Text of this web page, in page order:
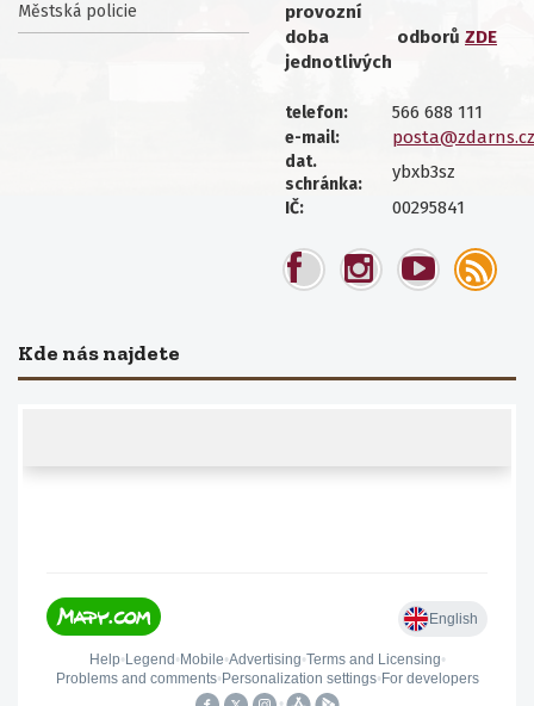
Městská policie
provozní
doba
jednotlivých
odborů ZDE
telefon: 566 688 111
e-mail: posta@zdarns.cz
dat.
schránka:
ybxb3sz
IČ: 00295841
Kde nás najdete